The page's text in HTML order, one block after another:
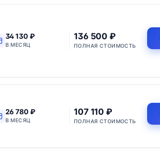
34 130 ₽
В МЕСЯЦ
136 500 ₽
ПОЛНАЯ СТОИМОСТЬ
26 780 ₽
В МЕСЯЦ
107 110 ₽
ПОЛНАЯ СТОИМОСТЬ